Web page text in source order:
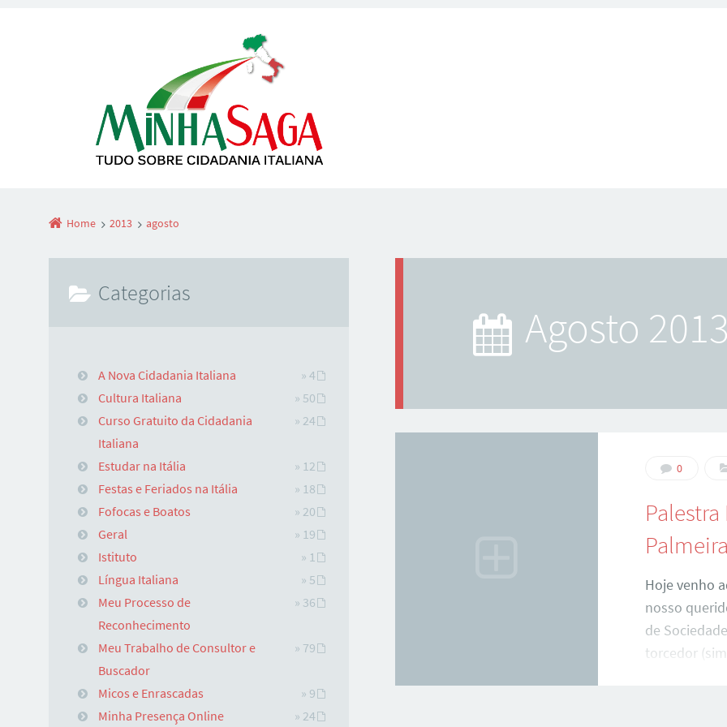
Home 2013 agosto
agosto 2013
0
Hoje venho
nosso
de
torcedor
Categorias
A Nova Cidadania Italiana
» 4
Cultura Italiana
» 50
Curso Gratuito da Cidadania
Italiana
» 24
Estudar na Itália
» 12
Festas e Feriados na Itália
» 18
Fofocas e Boatos
» 20
Geral
» 19
Istituto
» 1
Língua Italiana
» 5
Meu Processo de
Reconhecimento
» 36
Meu Trabalho de Consultor e
Buscador
» 79
Micos e Enrascadas
» 9
Minha Presença Online
» 24